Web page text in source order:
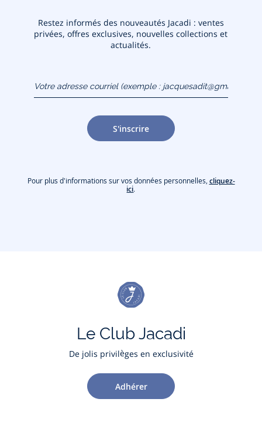
Restez informés des nouveautés Jacadi : ventes
privées, offres exclusives, nouvelles collections et
actualités.
(exemple :
jacquesadit@gmail.com)
S'inscrire
Pour plus d'informations sur vos données personnelles, cliquez-
ici.
Le Club Jacadi
De jolis privilèges en exclusivité
Adhérer